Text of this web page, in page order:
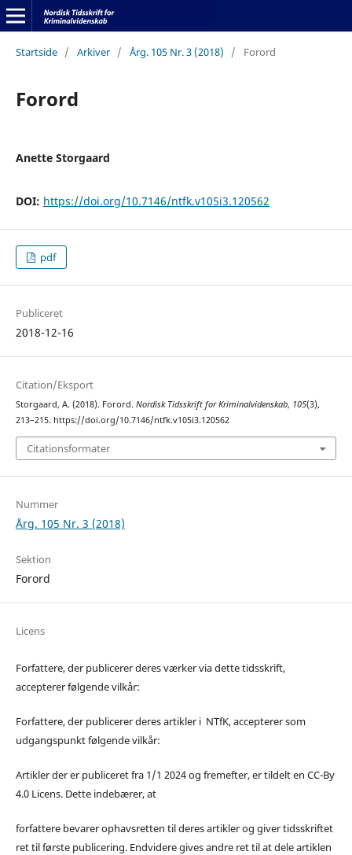
Startside / Arkiver / Årg. 105 Nr. 3 (2018) / Forord
Forord
Anette Storgaard
DOI: https://doi.org/10.7146/ntfk.v105i3.120562
pdf
Publiceret
2018-12-16
Citation/Eksport
Storgaard, A. (2018). Forord. Nordisk Tidsskrift for Kriminalvidenskab, 105(3),
213–215. https://doi.org/10.7146/ntfk.v105i3.120562
Citationsformater
Nummer
Årg. 105 Nr. 3 (2018)
Sektion
Forord
Licens
Forfattere, der publicerer deres værker via dette tidsskrift,
accepterer følgende vilkår:
Forfattere, der publicerer deres artikler i NTfK, accepterer som
udgangspunkt følgende vilkår:
Artikler der er publiceret fra 1/1 2024 og fremefter, er tildelt en CC-By
4.0 Licens. Dette indebærer, at
forfattere bevarer ophavsretten til deres artikler og giver tidsskriftet
ret til første publicering. Endvidere gives andre ret til at dele artiklen